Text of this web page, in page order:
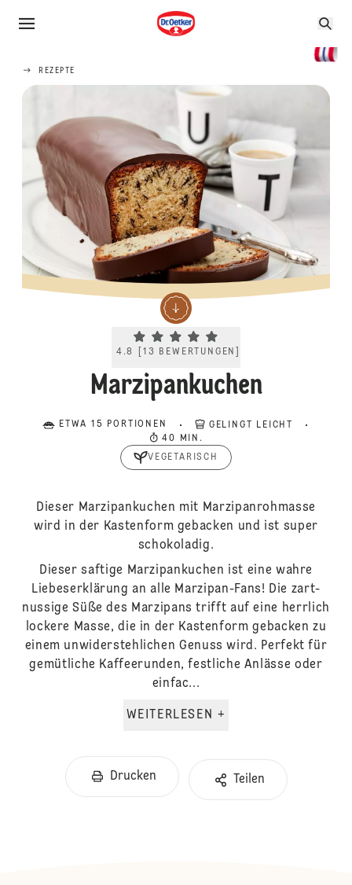
REZEPTE
Current rating 4.8. Click to rate.
4.8 [13 BEWERTUNGEN
Marzipankuchen
ETWA 15 PORTIONEN
GELINGT LEICHT
40 MIN.
VEGETARISCH
Dieser Marzipankuchen mit Marzipanrohmasse
wird in der Kastenform gebacken und ist super
schokoladig.
Dieser saftige Marzipankuchen ist eine wahre
Liebeserklärung an alle Marzipan-Fans! Die zart-
nussige Süße des Marzipans trifft auf eine herrlich
lockere Masse, die in der Kastenform gebacken zu
einem unwiderstehlichen Genuss wird. Perfekt für
gemütliche Kaffeerunden, festliche Anlässe oder
einfac...
WEITERLESEN +
Drucken Teilen